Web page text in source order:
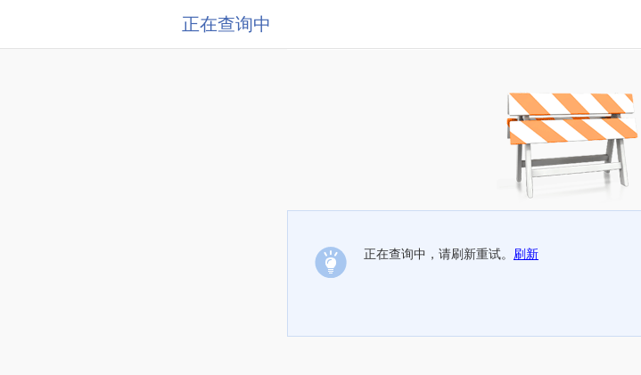
正在查询中
正在查询中，请刷新重试。 刷新